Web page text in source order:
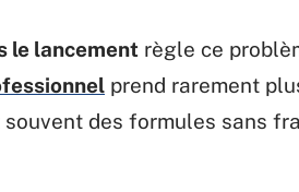
le lancement règle ce
prend rarement
des formules sans